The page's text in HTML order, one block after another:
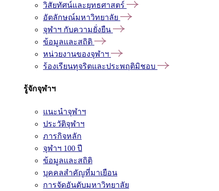
วิสัยทัศน์และยุทธศาสตร์
อัตลักษณ์มหาวิทยาลัย
จุฬาฯ กับความยั่งยืน
ข้อมูลและสถิติ
หน่วยงานของจุฬาฯ
ร้องเรียนทุจริตและประพฤติมิชอบ
รู้จักจุฬาฯ
แนะนำจุฬาฯ
ประวัติจุฬาฯ
ภารกิจหลัก
จุฬาฯ 100 ปี
ข้อมูลและสถิติ
บุคคลสำคัญที่มาเยือน
การจัดอันดับมหาวิทยาลัย